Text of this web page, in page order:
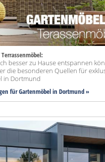
besser zu Hause entspannen
die besonderen Quellen für
in Dortmund
für Gartenmöbel in Dortmund »